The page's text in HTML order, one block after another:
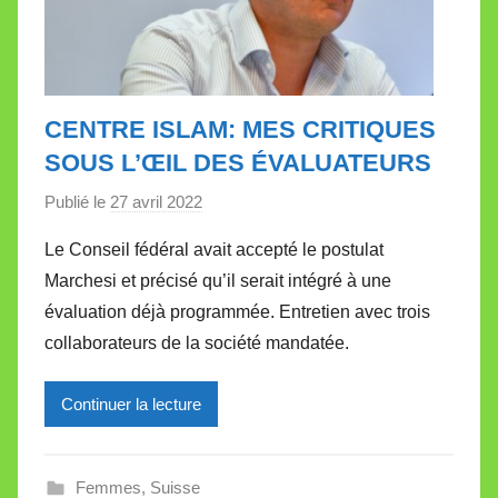
CENTRE ISLAM: MES CRITIQUES
SOUS L’ŒIL DES ÉVALUATEURS
Publié le 27 avril 2022
r
M
i
r
l
Le Conseil fédéral avait accepté le postulat
Marchesi et précisé qu’il serait intégré à une
évaluation déjà programmée. Entretien avec trois
collaborateurs de la société mandatée.
Continuer la lecture
Femmes, Suisse